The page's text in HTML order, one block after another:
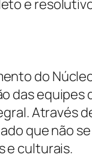
e
do
das equipes
Através
que não
e culturais.